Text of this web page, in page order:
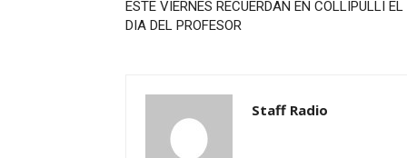
ESTE VIERNES RECUERDAN EN COLLIPULLI EL
DIA DEL PROFESOR
Staff Radio